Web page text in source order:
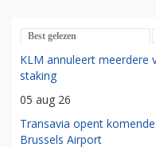
Best gelezen
KLM annuleert meerdere
staking
05 aug 26
Transavia opent
Brussels Airport